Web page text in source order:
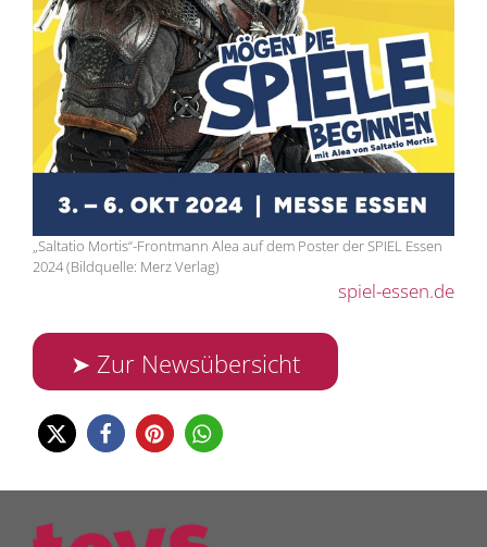
„Saltatio Mortis“-Frontmann Alea auf dem Poster der SPIEL Essen
2024 (Bildquelle: Merz Verlag)
spiel-essen.de
➤ Zur Newsübersicht